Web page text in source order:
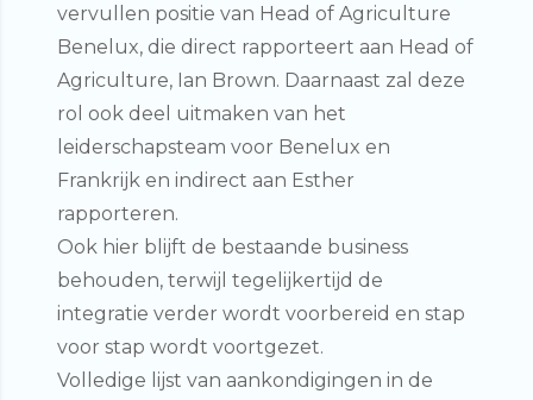
vervullen positie van Head of Agriculture
Benelux, die direct rapporteert aan Head of
Agriculture, Ian Brown. Daarnaast zal deze
rol ook deel uitmaken van het
leiderschapsteam voor Benelux en
Frankrijk en indirect aan Esther
rapporteren.
Ook hier blijft de bestaande business
behouden, terwijl tegelijkertijd de
integratie verder wordt voorbereid en stap
voor stap wordt voortgezet.
Volledige lijst van aankondigingen in de